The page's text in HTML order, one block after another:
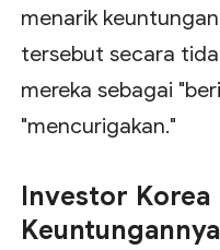
menarik
tersebut secara
mereka sebagai
"mencurigakan."
Investor Korea